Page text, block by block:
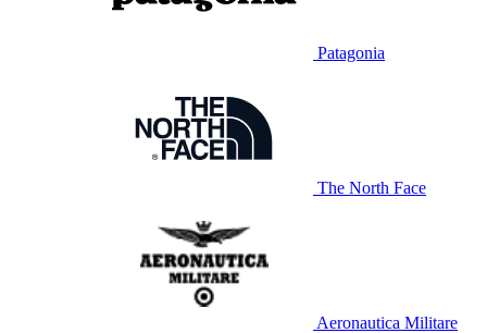
Patagonia
The North Face
Aeronautica Militare